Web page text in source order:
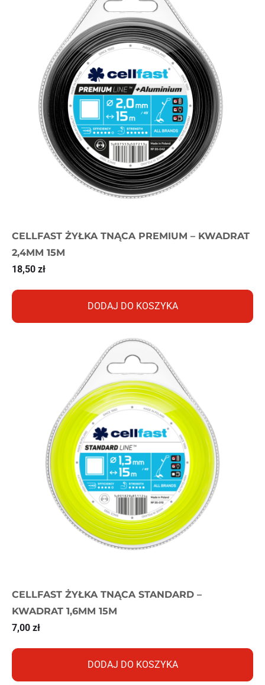
CELLFAST ŻYŁKA TNĄCA PREMIUM – KWADRAT
2,4MM 15M
18,50 zł
DODAJ DO KOSZYKA
CELLFAST ŻYŁKA TNĄCA STANDARD –
KWADRAT 1,6MM 15M
7,00 zł
DODAJ DO KOSZYKA